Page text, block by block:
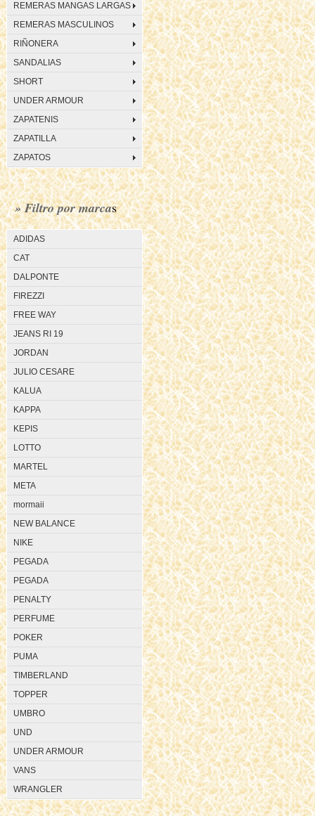
REMERAS MANGAS LARGAS
REMERAS MASCULINOS
RIÑONERA
SANDALIAS
SHORT
UNDER ARMOUR
ZAPATENIS
ZAPATILLA
ZAPATOS
» Filtro por marcas
ADIDAS
CAT
DALPONTE
FIREZZI
FREE WAY
JEANS RI 19
JORDAN
JULIO CESARE
KALUA
KAPPA
KEPIS
LOTTO
MARTEL
META
mormaii
NEW BALANCE
NIKE
PEGADA
PEGADA
PENALTY
PERFUME
POKER
PUMA
TIMBERLAND
TOPPER
UMBRO
UND
UNDER ARMOUR
VANS
WRANGLER